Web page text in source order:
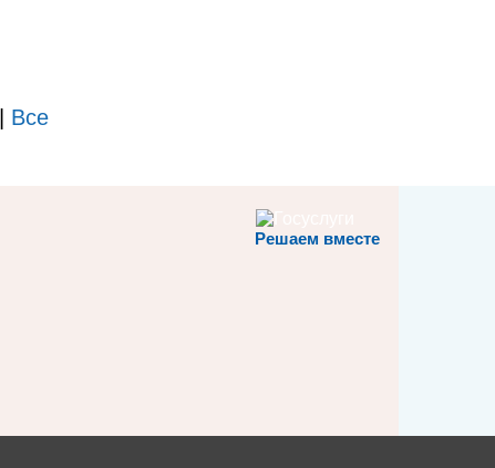
Все
Решаем вместе